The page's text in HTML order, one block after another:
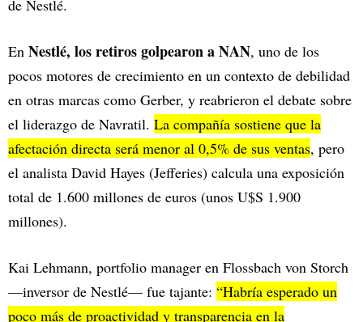
de Nestlé.​
En Nestlé, los retiros golpearon a NAN, uno de los
pocos motores de crecimiento en un contexto de debilidad
en otras marcas como Gerber, y reabrieron el debate sobre
el liderazgo de Navratil. La compañía sostiene que la
afectación directa será menor al 0,5% de sus ventas, pero
el analista David Hayes (Jefferies) calcula una exposición
total de 1.600 millones de euros (unos U$S 1.900
millones).​
Kai Lehmann, portfolio manager en Flossbach von Storch
—inversor de Nestlé— fue tajante: “Habría esperado un
poco más de proactividad y transparencia en la